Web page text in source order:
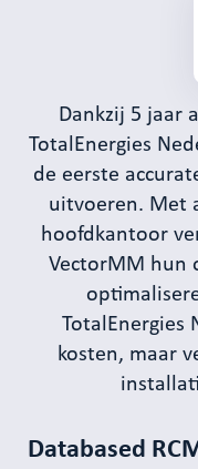
Dankzij 5 jaar
TotalEnergies
de eerste
uitvoeren. Met
hoofdkantoor
VectorMM hun
TotalEnergies
kosten, maar
Databased